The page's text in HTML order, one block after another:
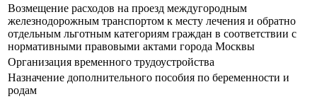
Возмещение расходов на проезд междугородным
железнодорожным транспортом к месту лечения и обратно
отдельным льготным категориям граждан в соответствии с
нормативными правовыми актами города Москвы
Организация временного трудоустройства
Назначение дополнительного пособия по беременности и
родам